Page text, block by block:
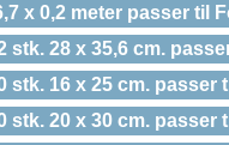
x 0,2 meter passer til
stk. 28 x 35,6 cm.
stk. 16 x 25 cm. passer
stk. 20 x 30 cm. passer